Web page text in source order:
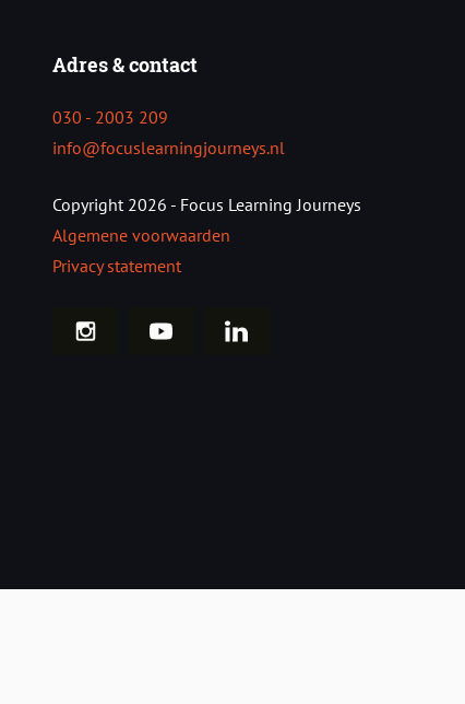
Adres & contact
030 - 2003 209
info@focuslearningjourneys.nl
Copyright 2026 - Focus Learning Journeys
Algemene voorwaarden
Privacy statement